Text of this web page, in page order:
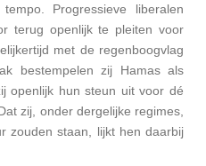
Progressieve liberalen
terug openlijk te pleiten voor
met de regenboogvlag
bestempelen zij Hamas als
openlijk hun steun uit voor dé
zij, onder dergelijke regimes,
zouden staan, lijkt hen daarbij